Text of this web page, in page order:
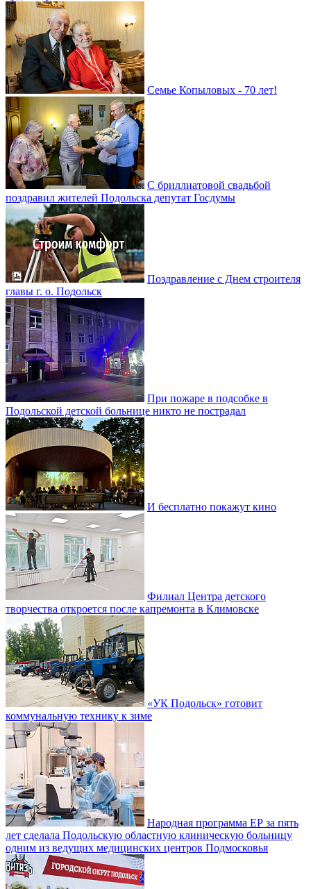
Семье Копыловых - 70 лет!
С бриллиатовой свадьбой
поздравил жителей Подольска депутат Госдумы
Поздравление с Днем строителя
главы г. о. Подольск
При пожаре в подсобке в
Подольской детской больнице никто не пострадал
И бесплатно покажут кино
Филиал Центра детского
творчества откроется после капремонта в Климовске
«УК Подольск» готовит
коммунальную технику к зиме
Народная программа ЕР за пять
лет сделала Подольскую областную клиническую больницу
одним из ведущих медицинских центров Подмосковья